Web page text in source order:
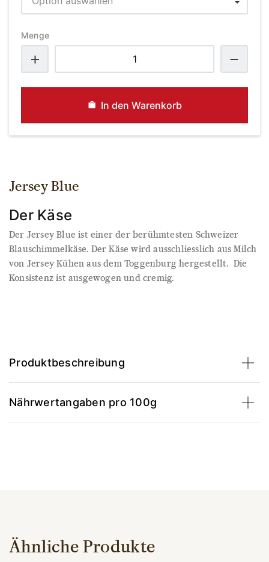
Menge
In den Warenkorb
Jersey Blue
Der Käse
Der Jersey Blue ist einer der berühmtesten Schweizer
Blauschimmelkäse. Der Käse wird ausschliesslich aus Milch
von Jersey Kühen aus dem Toggenburg hergestellt. Die
Konsistenz ist ausgewogen und cremig.
Produktbeschreibung
Nährwertangaben pro 100g
Ähnliche Produkte